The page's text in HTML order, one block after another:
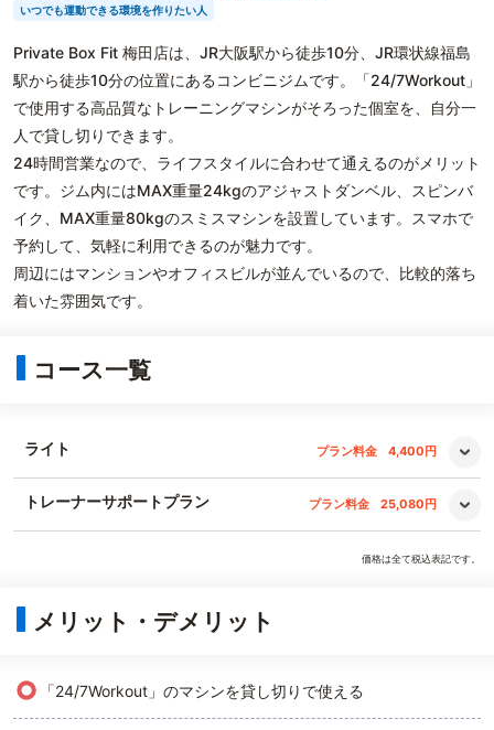
いつでも運動できる環境を作りたい人
Private Box Fit 梅田店は、JR大阪駅から徒歩10分、JR環状線福島
駅から徒歩10分の位置にあるコンビニジムです。「24/7Workout」
で使用する高品質なトレーニングマシンがそろった個室を、自分一
人で貸し切りできます。
24時間営業なので、ライフスタイルに合わせて通えるのがメリット
です。ジム内にはMAX重量24kgのアジャストダンベル、スピンバ
イク、MAX重量80kgのスミスマシンを設置しています。スマホで
予約して、気軽に利用できるのが魅力です。
周辺にはマンションやオフィスビルが並んでいるので、比較的落ち
着いた雰囲気です。
コース一覧
ライト プラン料金 4,400円
トレーナーサポートプラン プラン料金 25,080円
価格は全て税込表記です。
メリット・デメリット
○ 「24/7Workout」のマシンを貸し切りで使える